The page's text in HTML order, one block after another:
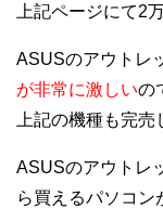
上記ページにて2
ASUSのアウトレ
が非常に激しいの
上記の機種も完
ASUSのアウトレ
ら買えるパソコン